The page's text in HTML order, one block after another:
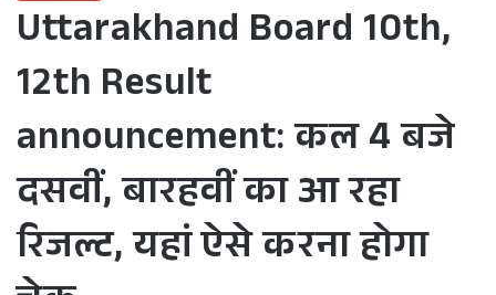
Uttarakhand Board 10th,
12th Result
announcement: कल 4 बजे
दसवीं, बारहवीं का आ रहा
रिजल्ट, यहां ऐसे करना होगा